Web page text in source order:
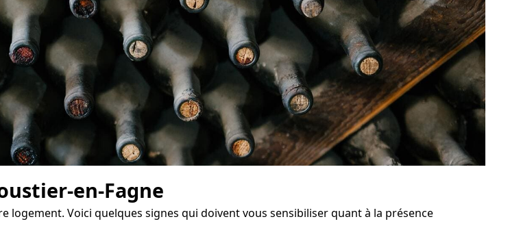
en-Fagne
Voici quelques signes qui doivent vous sensibiliser quant à la présence